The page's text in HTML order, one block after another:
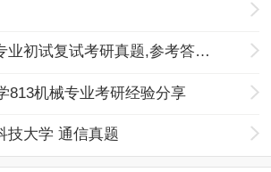
北京科技大学各专业初试复试考研真题,参考答案,重点范围
813机械专业考研经验分享
技大学 通信真题